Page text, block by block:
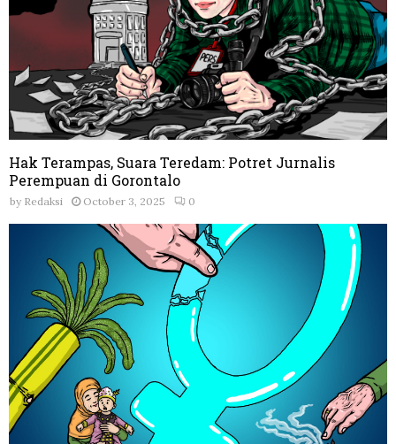
Hak Terampas, Suara Teredam: Potret Jurnalis
Perempuan di Gorontalo
by Redaksi October 3, 2025 0